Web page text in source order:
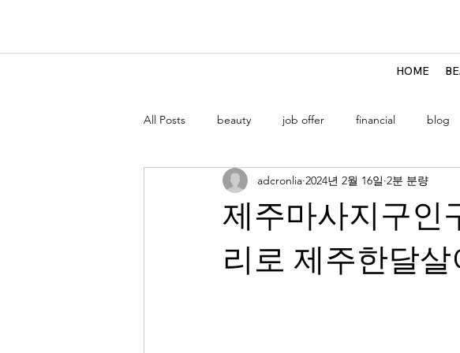
HOME
All Posts beauty job offer financial blog
제주마사지구인
리로 제주한달
adcronlia 2024년 2월 16일 2분 분량